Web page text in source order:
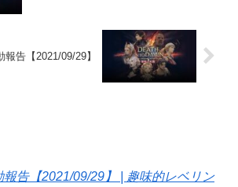
報告【2021/09/29】
報告【2021/09/29】 | 趣味的レベリン